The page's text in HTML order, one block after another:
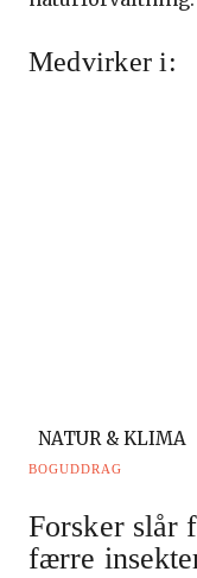
Medvirker i:
NATUR & KLIMA
BOGUDDRAG
Forsker slår
færre